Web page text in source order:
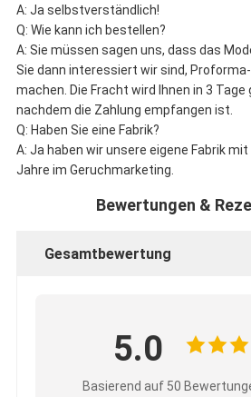
A: Ja selbstverständlich!
Q: Wie kann ich bestellen?
A: Sie müssen sagen uns, dass das
Sie dann interessiert wir sind,
machen. Die Fracht wird Ihnen in 3
nachdem die Zahlung empfangen ist.
Q: Haben Sie eine Fabrik?
A: Ja haben wir unsere eigene Fabrik
Jahre im Geruchmarketing.
Bewertungen &
Gesamtbewertung
5.0
Basierend auf 50